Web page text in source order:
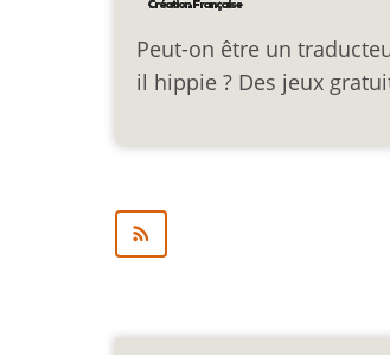
Peut-on être un
il hippie ? Des jeux